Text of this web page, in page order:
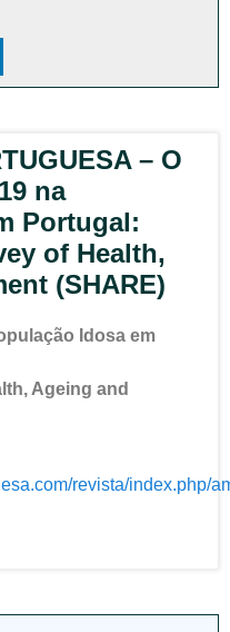
– O
na
Portugal:
of Health,
(SHARE)
Idosa em
, Ageing and
revista/index.php/